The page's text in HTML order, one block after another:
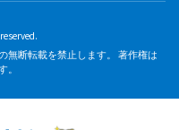
無断転載を禁止します。 著作権は
。